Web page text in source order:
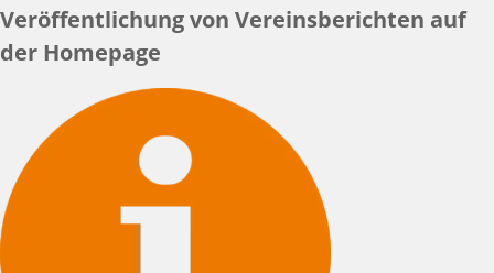
Veröffentlichung von Vereinsberichten auf
der Homepage